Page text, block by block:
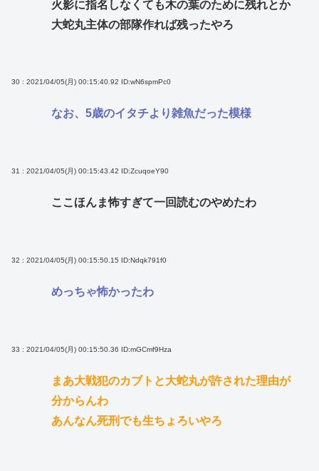
火影に指名しなくても木の葉のために残れとか
大蛇丸主体の部隊作れば残ったやろ
30 : 2021/04/05(月) 00:15:40.92 ID:wN6spmPc0
なお、5歳のイタチより雑魚だった模様
31 : 2021/04/05(月) 00:15:43.42 ID:ZcuqoeY90
ここほんま怖すぎて一回読むのやめたわ
32 : 2021/04/05(月) 00:15:50.15 ID:Ndqk791f0
めっちゃ怖かったわ
33 : 2021/04/05(月) 00:15:50.36 ID:mGCmf9Hza
まあ大戦犯のカブトと大蛇丸が許された理由が
分からんわ
あんなん死刑でも生ちょろいやろ